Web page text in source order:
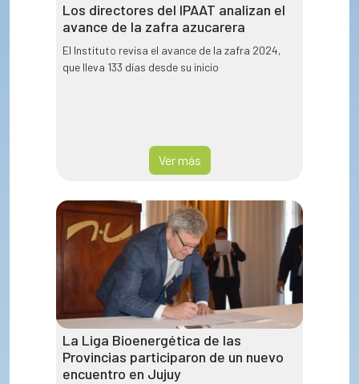
Los directores del IPAAT analizan el
avance de la zafra azucarera
El Instituto revisa el avance de la zafra 2024,
que lleva 133 días desde su inicio
Ver más
La Liga Bioenergética de las
Provincias participaron de un nuevo
encuentro en Jujuy